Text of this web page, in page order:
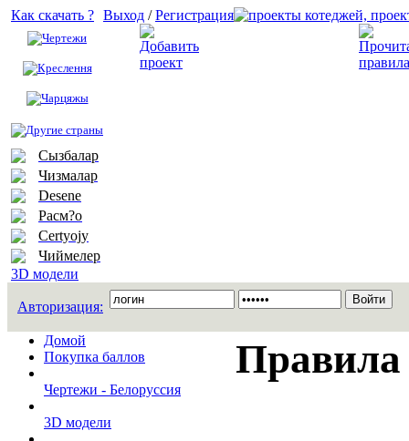
Как скачать ?
Чертежи
Креслення
Чарцяжы
Другие страны
Сызбалар
Чизмалар
Desene
Расм?о
Certyojy
Чиймелер
3D модели
Выход /Регистрация
Авторизация:
Домой
Покупка баллов
Чертежи - Белоруссия
3D модели